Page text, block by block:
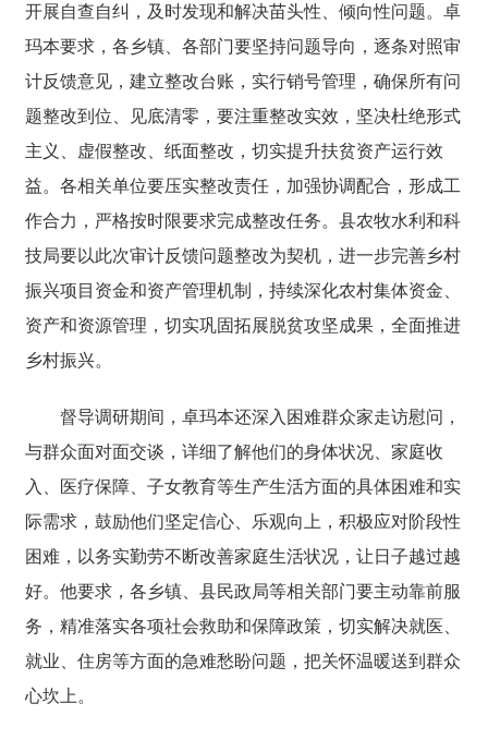
开展自查自纠，及时发现和解决苗头性、倾向性问题。 卓
玛本要求， 各乡镇、各部门要坚持问题导向，逐条对照审
计反馈意见，建立整改台账，实行销号管理，确保所有问
题整改到位、见底清零，要注重整改实效，坚决杜绝形式
主义、虚假整改、纸面整改，切实提升扶贫资产运行效
益。各相关单位要压实整改责任，加强协调配合，形成工
作合力，严格按时限要求完成整改任务。 县农牧水利和科
技局要以此次审计反馈问题整改为契机，进一步完善乡村
振兴项目资金和资产管理机制，持续深化农村集体资金、
资产和资源管理，切实巩固拓展脱贫攻坚成果，全面推进
乡村振兴。
督导调研期间，卓玛本还深入困难群众家走访慰问，
与群众面对面交谈，详细了解他们的身体状况、家庭收
入、医疗保障、子女教育等生产生活方面的具体困难和实
际需求， 鼓励他们坚定信心、乐观向上，积极应对阶段性
困难，以务实勤劳不断改善家庭生活状况，让日子越过越
好。 他要求， 各乡镇、县民政局等相关部门要主动靠前服
务，精准落实各项社会救助和保障政策，切实解决就医、
就业、住房等方面的急难愁盼问题，把关怀温暖送到群众
心坎上。